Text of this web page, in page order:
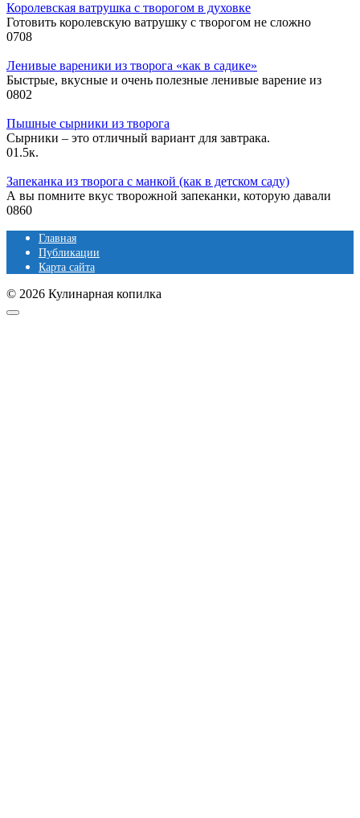
Королевская ватрушка с творогом в духовке
Готовить королевскую ватрушку с творогом не сложно
0708
Ленивые вареники из творога «как в садике»
Быстрые, вкусные и очень полезные ленивые варение из
0802
Пышные сырники из творога
Сырники – это отличный вариант для завтрака.
01.5к.
Запеканка из творога с манкой (как в детском саду)
А вы помните вкус творожной запеканки, которую давали
0860
Главная
Публикации
Карта сайта
© 2026 Кулинарная копилка